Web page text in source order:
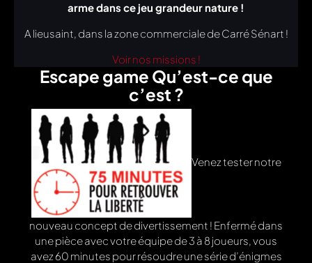
arme dans ce jeu grandeur nature !
A lieusaint, dans la zone commerciale de Carré Sénart !
Voir nos missions !
Escape game Qu’est-ce que
c’est ?
Venez tester notre
nouveau concept de divertissement ! Enfermé dans
une pièce avec votre équipe de 3 à 8 joueurs, vous
avez 60 minutes pour résoudre une série d’énigmes